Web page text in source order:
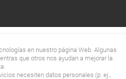
en nuestro página Web. Algunas
que otros nos ayudan a mejorar la
necesiten datos personales (p. ej.,